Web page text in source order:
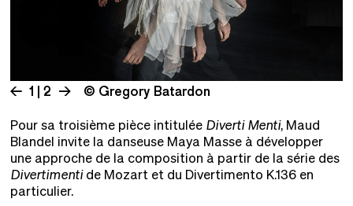
1 | 2 © Gregory Batardon
Pour sa troisième pièce intitulée Diverti Menti, Maud
Blandel invite la danseuse Maya Masse à développer
une approche de la composition à partir de la série des
Divertimenti de Mozart et du Divertimento K.136 en
particulier.